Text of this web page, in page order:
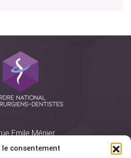
le consentement
Emile Ménier
Paris Cedex 16